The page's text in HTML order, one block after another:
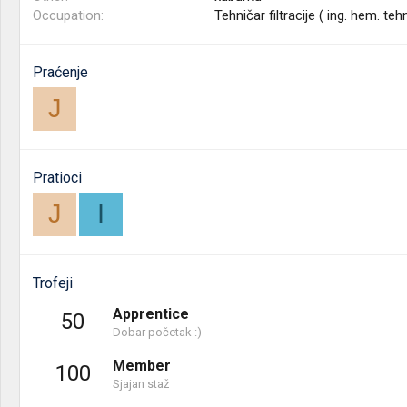
Occupation
Tehničar filtracije ( ing. hem.
Praćenje
J
Pratioci
J I
Trofeji
50 Apprentice
Dobar početak :)
100 Member
Sjajan staž